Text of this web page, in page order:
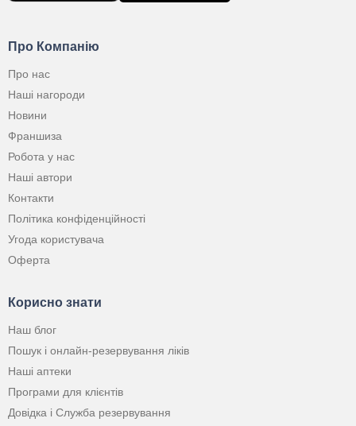
Про Компанію
Про нас
Наші нагороди
Новини
Франшиза
Робота у нас
Наші автори
Контакти
Політика конфіденційності
Угода користувача
Оферта
Корисно знати
Наш блог
Пошук і онлайн-резервування ліків
Наші аптеки
Програми для клієнтів
Довідка і Служба резервування